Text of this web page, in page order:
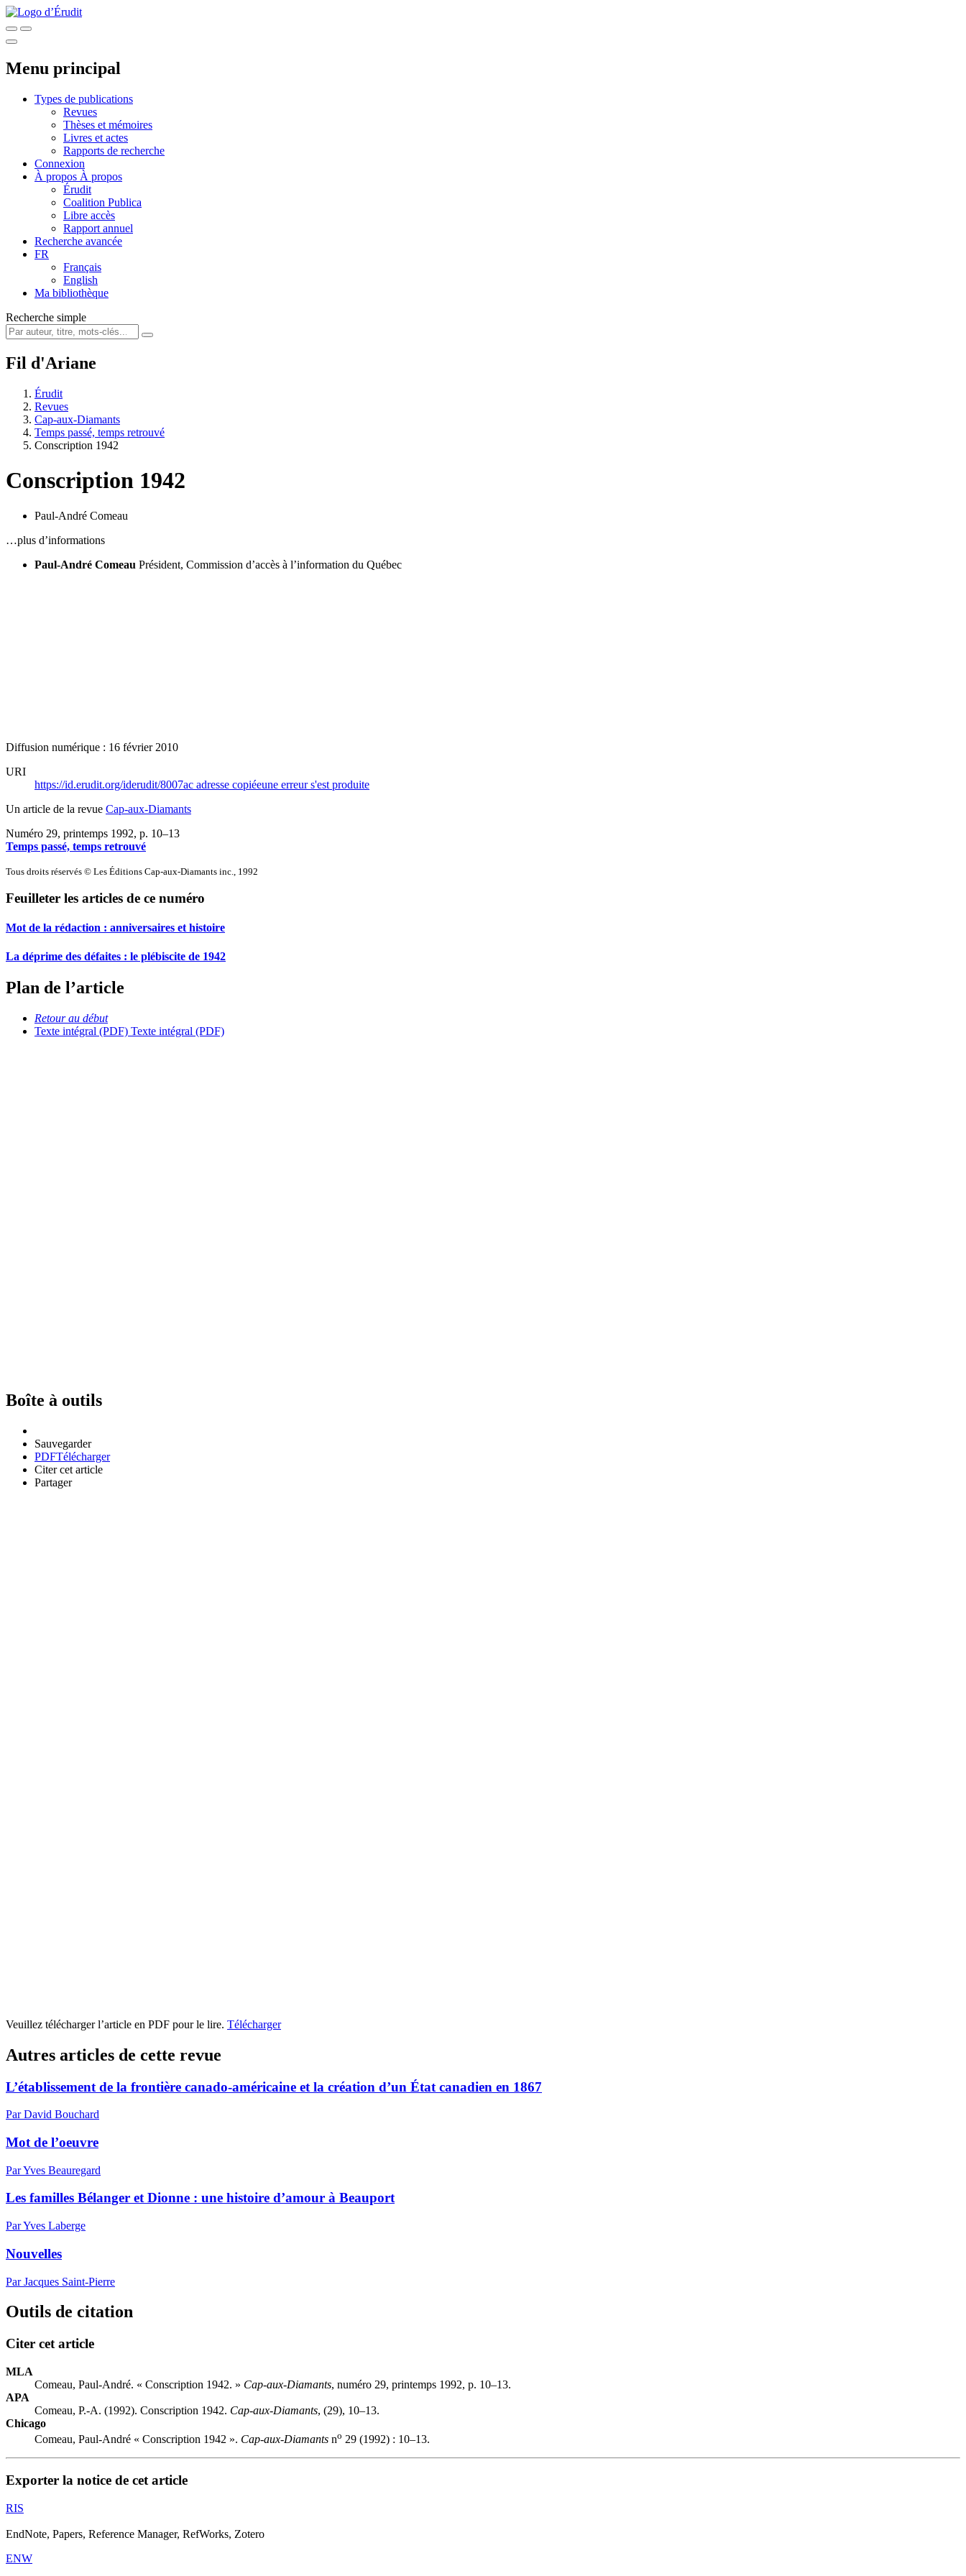
Menu principal
Types de publications
Revues
Thèses et mémoires
Livres et actes
Rapports de recherche
Connexion
À propos À propos
Érudit
Coalition Publica
Libre accès
Rapport annuel
Recherche avancée
FR
Français
English
Ma bibliothèque
Recherche simple
Fil d'Ariane
Érudit
Revues
Cap-aux-Diamants
Temps passé, temps retrouvé
Conscription 1942
Conscription 1942
Paul-André Comeau
…plus d’informations
Paul-André Comeau Président, Commission d’accès à l’information du Québec
Diffusion numérique : 16 février 2010
URI
https://id.erudit.org/iderudit/8007ac adresse copiéeune erreur s'est produite
Un article de la revue Cap-aux-Diamants
Numéro 29, printemps 1992, p. 10–13
Temps passé, temps retrouvé
Tous droits réservés © Les Éditions Cap-aux-Diamants inc., 1992
Feuilleter les articles de ce numéro
Mot de la rédaction : anniversaires et histoire
La déprime des défaites : le plébiscite de 1942
Plan de l’article
Retour au début
Texte intégral (PDF) Texte intégral (PDF)
Boîte à outils
Sauvegarder
PDFTélécharger
Citer cet article
Partager
Veuillez télécharger l’article en PDF pour le lire. Télécharger
Autres articles de cette revue
L’établissement de la frontière canado-américaine et la création d’un État canadien en 1867
Par David Bouchard
Mot de l’oeuvre
Par Yves Beauregard
Les familles Bélanger et Dionne : une histoire d’amour à Beauport
Par Yves Laberge
Nouvelles
Par Jacques Saint-Pierre
Outils de citation
Citer cet article
MLA
Comeau, Paul-André. « Conscription 1942. » Cap-aux-Diamants, numéro 29, printemps 1992, p. 10–13.
APA
Comeau, P.-A. (1992). Conscription 1942. Cap-aux-Diamants, (29), 10–13.
Chicago
Comeau, Paul-André « Conscription 1942 ». Cap-aux-Diamants no 29 (1992) : 10–13.
Exporter la notice de cet article
RIS
EndNote, Papers, Reference Manager, RefWorks, Zotero
ENW